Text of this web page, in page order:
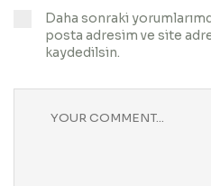
Daha sonraki
posta adresim ve site
kaydedilsin.